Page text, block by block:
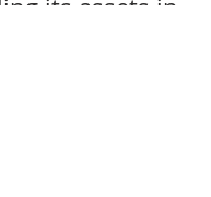
its assets in